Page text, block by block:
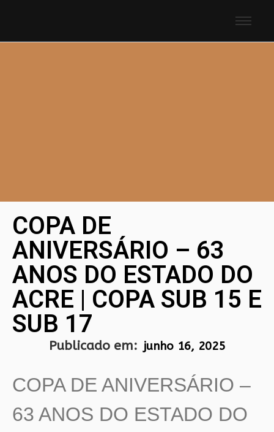
COPA DE
ANIVERSÁRIO – 63
ANOS DO ESTADO DO
ACRE | COPA SUB 15 E
SUB 17
Publicado em: junho 16, 2025
COPA DE ANIVERSÁRIO –
63 ANOS DO ESTADO DO